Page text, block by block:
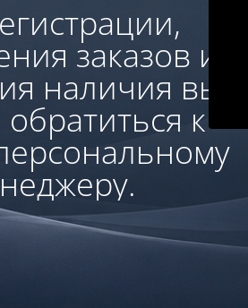
заказов и
наличия вы
к